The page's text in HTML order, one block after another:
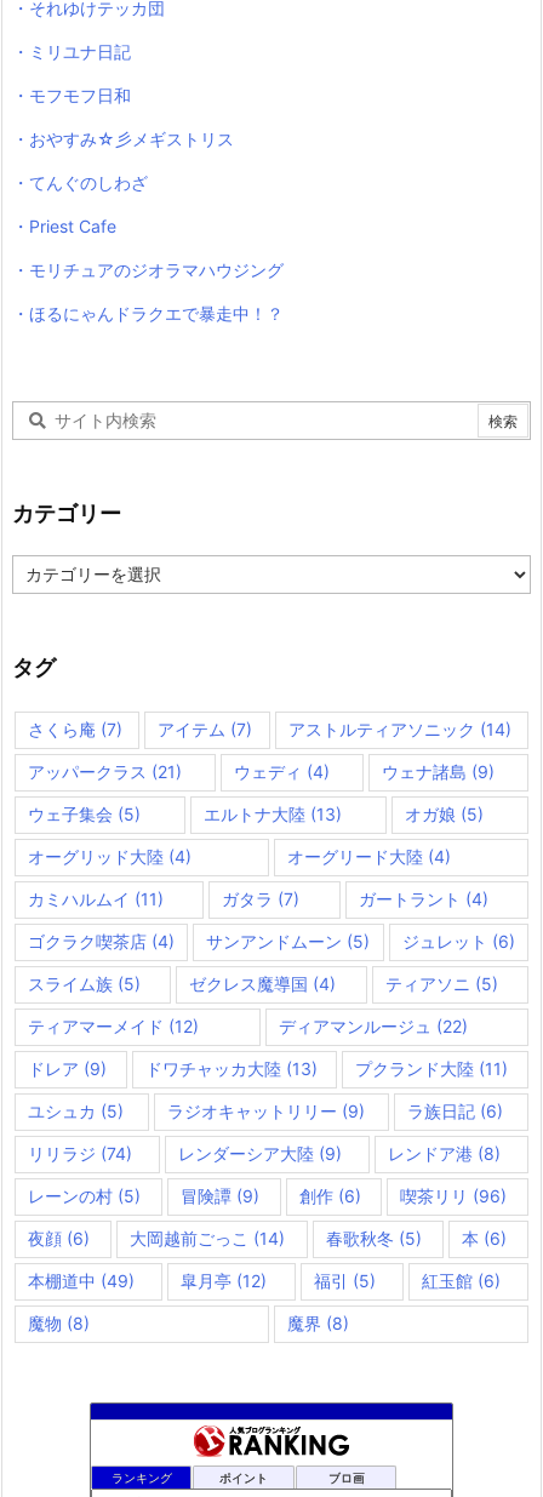
・それゆけテッカ団
・ミリユナ日記
・モフモフ日和
・おやすみ☆彡メギストリス
・てんぐのしわざ
・Priest Cafe
・モリチュアのジオラマハウジング
・ほるにゃんドラクエで暴走中！？
カテゴリー
テ
ー
タグ
さくら庵 (7) アイテム (7) アストルティアソニック (14)
アッパークラス (21) ウェディ (4) ウェナ諸島 (9)
ウェ子集会 (5) エルトナ大陸 (13) オガ娘 (5)
オーグリッド大陸 (4) オーグリード大陸 (4)
カミハルムイ (11) ガタラ (7) ガートラント (4)
ゴクラク喫茶店 (4) サンアンドムーン (5) ジュレット (6)
スライム族 (5) ゼクレス魔導国 (4) ティアソニ (5)
ティアマーメイド (12) ディアマンルージュ (22)
ドレア (9) ドワチャッカ大陸(13) プクランド大陸 (11)
ユシュカ (5) ラジオキャットリリー (9) ラ族日記 (6)
リリラジ (74) レンダーシア大陸 (9) レンドア港 (8)
レーンの村 (5) 冒険譚(9) 創作(6) 喫茶リリ (96)
夜顔 (6) 大岡越前ごっこ (14) 春歌秋冬 (5) 本 (6)
本棚道中 (49) 皐月亭 (12) 福引 (5) 紅玉館(6)
魔物 (8) 魔界 (8)
ランキング ポイント ブロ画
夢路電信草紙
883位 ドラクエ10ぱふぱふの向こう側